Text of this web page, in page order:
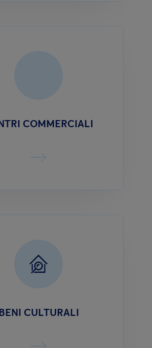
COMMERCIALI
CULTURALI